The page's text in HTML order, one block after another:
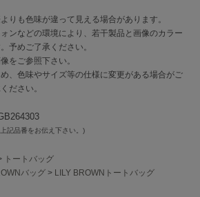
りも色味が違って見える場合があります。
ンなどの環境により、若干製品と画像のカラー
予めご了承ください。
をご参照下さい。
、色味やサイズ等の仕様に変更がある場合がご
ださい。
記品番をお伝え下さい。)
トートバッグ
バッグ > LILY BROWNトートバッグ